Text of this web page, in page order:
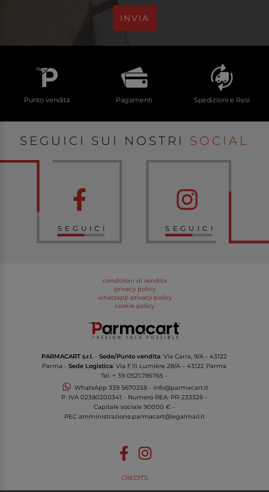
INVIA
Punto vendita Pagamenti Spedizioni e Resi
SEGUICI SUI NOSTRI SOCIAL
SEGUICI SEGUICI
condizioni di vendita
privacy policy
whatsapp privacy policy
cookie policy
PARMACART s.r.l. -Sede/Punto vendita: Via Carra, 9/A - 43122
Parma -Sede Logistica: Via F.lli Lumière 28/A – 43122 Parma
Tel. + 39 0521.785765 -
WhatsApp 339 5670258- info@parmacart.it
P. IVA02380200341 - Numero REA: PR-233326 -
Capitale sociale 90000 € -
PEC amministrazione.parmacart@legalmail.it
CREDITS